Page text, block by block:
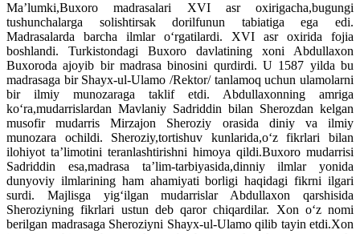
Ma’lumki,Buxoro madrasalari XVI asr oxirigacha,bugungi
tushunchalarga solishtirsak dorilfunun tabiatiga ega edi.
Madrasalarda barcha ilmlar o‘rgatilardi. XVI asr oxirida fojia
boshlandi. Turkistondagi Buxoro davlatining xoni Abdullaxon
Buxoroda ajoyib bir madrasa binosini qurdirdi. U 1587 yilda bu
madrasaga bir Shayx-ul-Ulamo /Rektor/ tanlamoq uchun ulamolarni
bir ilmiy munozaraga taklif etdi. Abdullaxonning amriga
ko‘ra,mudarrislardan Mavlaniy Sadriddin bilan Sherozdan kelgan
musofir mudarris Mirzajon Sheroziy orasida diniy va ilmiy
munozara ochildi. Sheroziy,tortishuv kunlarida,o‘z fikrlari bilan
ilohiyot ta’limotini teranlashtirishni himoya qildi.Buxoro mudarrisi
Sadriddin esa,madrasa ta’lim-tarbiyasida,dinniy ilmlar yonida
dunyoviy ilmlarining ham ahamiyati borligi haqidagi fikrni ilgari
surdi. Majlisga yig‘ilgan mudarrislar Abdullaxon qarshisida
Sheroziyning fikrlari ustun deb qaror chiqardilar. Xon o‘z nomi
berilgan madrasaga Sheroziyni Shayx-ul-Ulamo qilib tayin etdi.Xon